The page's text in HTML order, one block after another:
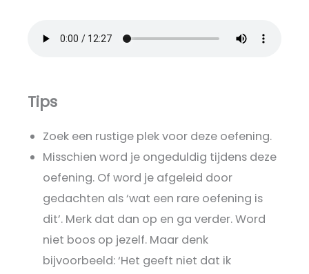
Tips
Zoek een rustige plek voor deze oefening.
Misschien word je ongeduldig tijdens deze
oefening. Of word je afgeleid door
gedachten als ‘wat een rare oefening is
dit’. Merk dat dan op en ga verder. Word
niet boos op jezelf. Maar denk
bijvoorbeeld: ‘Het geeft niet dat ik